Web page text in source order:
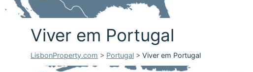
Viver em Portugal
LisbonProperty.com > Portugal > Viver em Portugal